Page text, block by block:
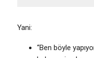
Yani:
“Ben böyle